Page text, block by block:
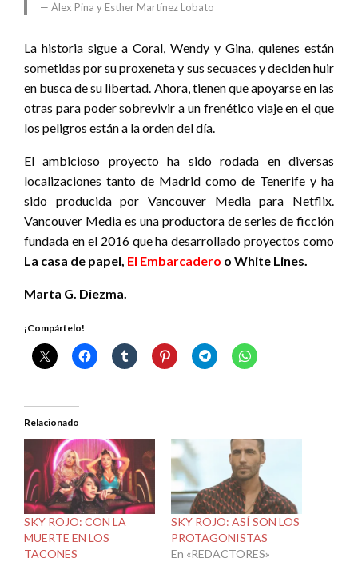
Álex Pina y Esther Martínez Lobato
La historia sigue a Coral, Wendy y Gina, quienes están
sometidas por su proxeneta y sus secuaces y deciden huir
en busca de su libertad. Ahora, tienen que apoyarse en las
otras para poder sobrevivir a un frenético viaje en el que
los peligros están a la orden del día.
El ambicioso proyecto ha sido rodada en diversas
localizaciones tanto de Madrid como de Tenerife y ha
sido producida por Vancouver Media para Netflix.
Vancouver Media es una productora de series de ficción
fundada en el 2016 que ha desarrollado proyectos como
La casa de papel, El Embarcadero o White Lines.
Marta G. Diezma.
¡Compártelo!
Relacionado
SKY ROJO: CON LA
MUERTE EN LOS
TACONES
SKY ROJO: ASÍ SON LOS
PROTAGONISTAS
En «REDACTORES»